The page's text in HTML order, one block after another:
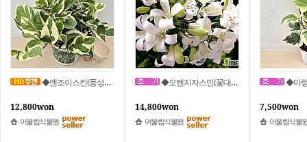
◆엔조이스킨(풍성수형)~럭셔리한 화이트와 그린의 믹스칼라가 단연 돋보이는 엔조이스킨~
12,800won
어울림식물원
◆오렌지자스민(꽃대수형/A)~달콤한향기가 매력적인 명품자스민으로 많은 사랑을 받는 오렌지자스민~
14,800won
어울림식물원
◆마랭고아이비(귀한품
7,500won
어울림식물